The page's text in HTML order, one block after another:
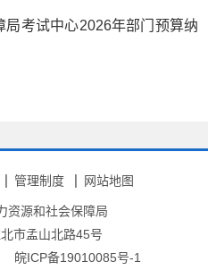
考试中心2026年部门预算纳
管理制度 网站地图
资源和社会保障局
市孟山北路45号
皖ICP备19010085号-1